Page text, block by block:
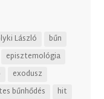
László
bűn
episztemológia
exodusz
bűnhődés
hit